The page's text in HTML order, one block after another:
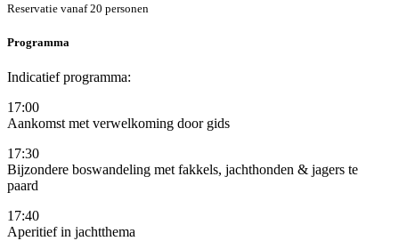
Reservatie vanaf 20 personen
Programma
Indicatief programma:
17:00
Aankomst met verwelkoming door gids
17:30
Bijzondere boswandeling met fakkels, jachthonden & jagers te
paard
17:40
Aperitief in jachtthema